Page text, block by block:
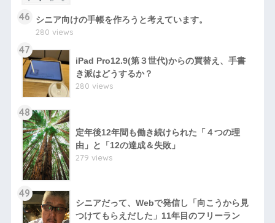
46
シニア向けの手帳を作ろうと考えています。
280 views
47
iPad Pro12.9(第３世代)からの買替え、手書
き派はどうするか？
280 views
48
定年後12年間も働き続けられた「４つの理
由」と「12の達成＆失敗」
279 views
49
シニアだって、Webで発信し「向こうから見
つけてもらえだした」11年目のフリーラン